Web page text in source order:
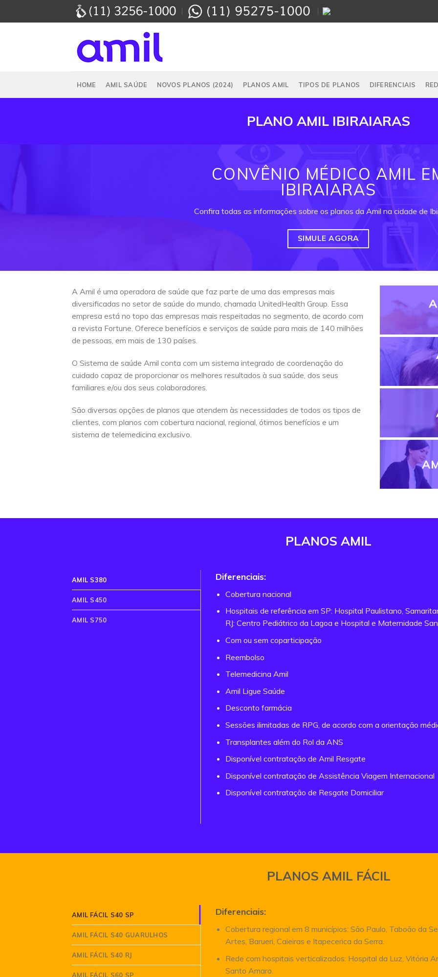
HOME AMIL SAÚDE NOVOS PLANOS (2024) PLANOS AMIL TIPOS DE PLANOS DIFERENCIAIS
PLANO AMIL IBIRAIARAS
CONVÊNIO MÉDICO AMIL
IBIRAIARAS
Confira todas as informações sobre os planos da Amil na cidade de
SIMULE AGORA
A Amil é uma operadora de saúde que faz parte de uma das empresas mais
diversificadas no setor de saúde do mundo, chamada UnitedHealth Group. Essa
empresa está no topo das empresas mais respeitadas no segmento, de acordo com
a revista Fortune. Oferece benefícios e serviços de saúde para mais de 140 milhões
de pessoas, em mais de 130 países.
O Sistema de saúde Amil conta com um sistema integrado de coordenação do
cuidado capaz de proporcionar os melhores resultados à sua saúde, dos seus
familiares e/ou dos seus colaboradores.
São diversas opções de planos que atendem às necessidades de todos os tipos de
clientes, com planos com cobertura nacional, regional, ótimos benefícios e um
sistema de telemedicina exclusivo.
PLANOS AMIL
AMIL S380
AMIL S450
AMIL S750
Diferenciais:
Cobertura nacional
Hospitais de referência em SP: Hospital Paulistano,
RJ: Centro Pediátrico da Lagoa e Hospital e Maternidade
Com ou sem coparticipação
Reembolso
Telemedicina Amil
Amil Ligue Saúde
Desconto farmácia
Sessões ilimitadas de RPG, de acordo com a orientação
Transplantes além do Rol da ANS
Disponível contratação de Amil Resgate
Disponível contratação de Assistência Viagem Internacional
Disponível contratação de Resgate Domiciliar
PLANOS AMIL FÁCIL
AMIL FÁCIL S40 SP
AMIL FÁCIL S40 GUARULHOS
AMIL FÁCIL S40 RJ
AMIL FÁCIL S60 SP
Diferenciais:
Cobertura regional em 8 municípios: São Paulo, Taboão da
Artes, Barueri, Caieiras e Itapecerica da Serra.
Rede com hospitais verticalizados: Hospital da Luz, Vitória
Santo Amaro.